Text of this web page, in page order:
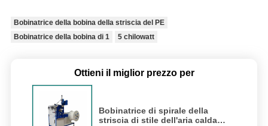
Bobinatrice della bobina della striscia del PE
Bobinatrice della bobina di 1
5 chilowatt
Ottieni il miglior prezzo per
Bobinatrice di spirale della
striscia di stile dell'aria calda